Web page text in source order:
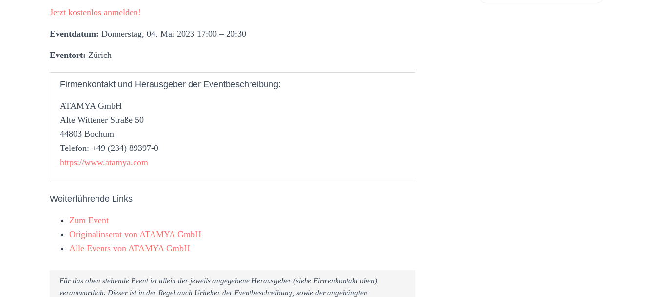
Jetzt kostenlos anmelden!
Eventdatum: Donnerstag, 04. Mai 2023 17:00 – 20:30
Eventort: Zürich
Firmenkontakt und Herausgeber der Eventbeschreibung:
ATAMYA GmbH
Alte Wittener Straße 50
44803 Bochum
Telefon: +49 (234) 89397-0
https://www.atamya.com
Weiterführende Links
Zum Event
Originalinserat von ATAMYA GmbH
Alle Events von ATAMYA GmbH
Für das oben stehende Event ist allein der jeweils angegebene Herausgeber (siehe Firmenkontakt oben)
verantwortlich. Dieser ist in der Regel auch Urheber der Eventbeschreibung, sowie der angehängten